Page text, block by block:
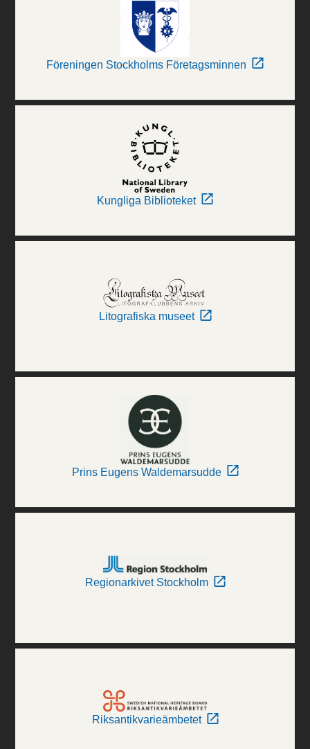
Föreningen Stockholms Företagsminnen
Kungliga Biblioteket
Litografiska museet
Prins Eugens Waldemarsudde
Regionarkivet Stockholm
Riksantikvarieämbetet